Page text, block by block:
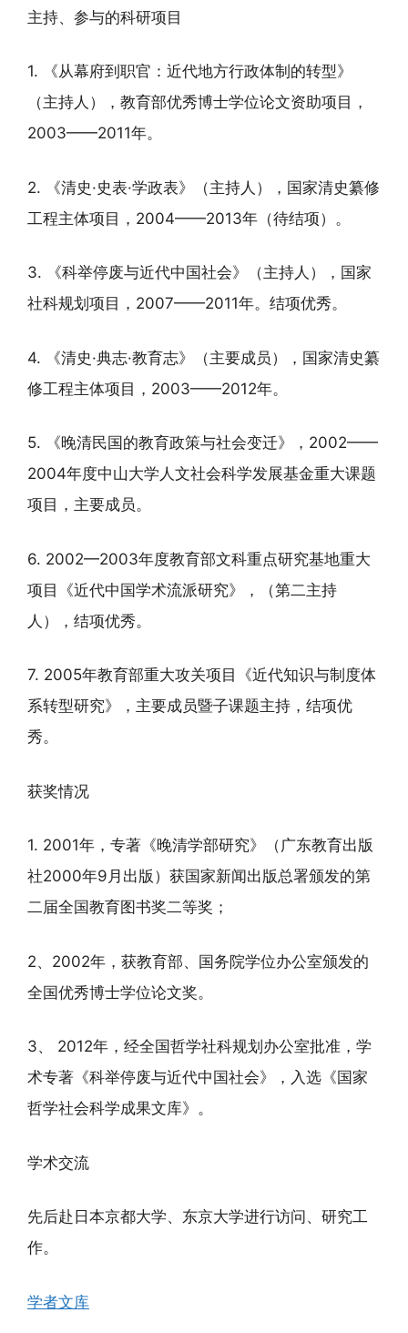
主持、参与的科研项目
1. 《从幕府到职官：近代地方行政体制的转型》
（主持人），教育部优秀博士学位论文资助项目，
2003——2011年。
2. 《清史·史表·学政表》（主持人），国家清史纂修
工程主体项目，2004——2013年（待结项）。
3. 《科举停废与近代中国社会》（主持人），国家
社科规划项目，2007——2011年。结项优秀。
4. 《清史·典志·教育志》（主要成员），国家清史纂
修工程主体项目，2003——2012年。
5. 《晚清民国的教育政策与社会变迁》，2002——
2004年度中山大学人文社会科学发展基金重大课题
项目，主要成员。
6. 2002—2003年度教育部文科重点研究基地重大
项目《近代中国学术流派研究》，（第二主持
人），结项优秀。
7. 2005年教育部重大攻关项目《近代知识与制度体
系转型研究》，主要成员暨子课题主持，结项优
秀。
获奖情况
1. 2001年，专著《晚清学部研究》（广东教育出版
社2000年9月出版）获国家新闻出版总署颁发的第
二届全国教育图书奖二等奖；
2、2002年，获教育部、国务院学位办公室颁发的
全国优秀博士学位论文奖。
3、 2012年，经全国哲学社科规划办公室批准，学
术专著《科举停废与近代中国社会》，入选《国家
哲学社会科学成果文库》。
学术交流
先后赴日本京都大学、东京大学进行访问、研究工
作。
学者文库